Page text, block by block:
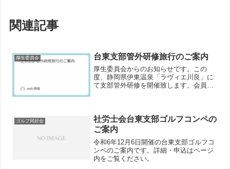
関連記事
厚生委員会 台東支部管外研修旅行のご案内
厚生委員会からのお知らせです。この
度、静岡県伊東温泉「ラヴィエ川良」に
て支部管外研修を開催致します。会員相
細はページ内をご覧ください。
ゴルフ同好会
社労士会台東支部ゴルフコンペの
ご案内
令和6年12月6日開催の台東支部ゴルフコ
ンペのご案内です。詳細・申込はページ
内をご覧ください。